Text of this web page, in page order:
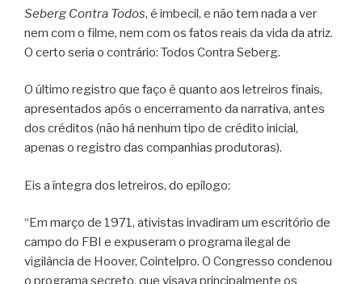
Seberg Contra Todos, é imbecil, e não tem nada a ver
nem com o filme, nem com os fatos reais da vida da atriz.
O certo seria o contrário: Todos Contra Seberg.
O último registro que faço é quanto aos letreiros finais,
apresentados após o encerramento da narrativa, antes
dos créditos (não há nenhum tipo de crédito inicial,
apenas o registro das companhias produtoras).
Eis a íntegra dos letreiros, do epílogo:
“Em março de 1971, ativistas invadiram um escritório de
campo do FBI e expuseram o programa ilegal de
vigilância de Hoover, Cointelpro. O Congresso condenou
o programa secreto, que visava principalmente os